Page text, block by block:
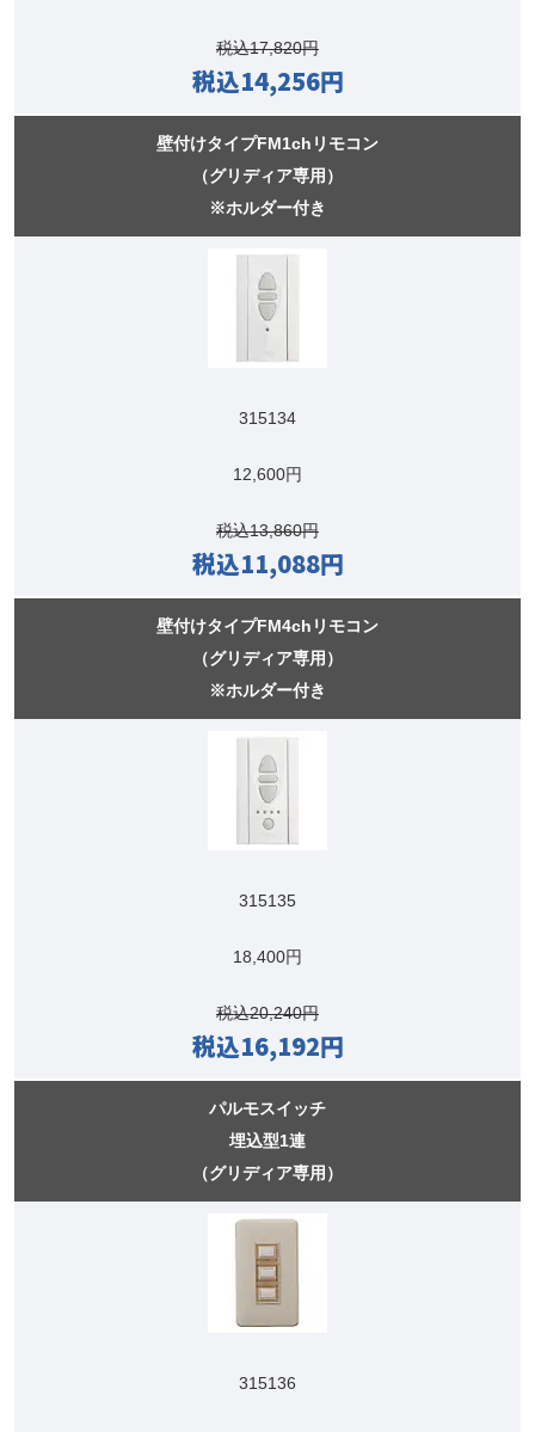
税込17,820円
税込14,256円
壁付けタイプFM1chリモコン
（グリディア専用）
※ホルダー付き
315134
12,600円
税込13,860円
税込11,088円
壁付けタイプFM4chリモコン
（グリディア専用）
※ホルダー付き
315135
18,400円
税込20,240円
税込16,192円
パルモスイッチ
埋込型1連
（グリディア専用）
315136